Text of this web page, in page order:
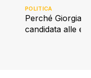
Perché Giorgia
candidata alle
POLITICA